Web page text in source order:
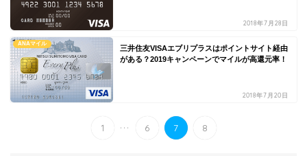
2018年7月28日
ANAマイル
三井住友VISAエブリプラスはポイントサイト経由
がある？2019キャンペーンでマイルが高還元率！
2018年7月20日
1 ... 6 7 8